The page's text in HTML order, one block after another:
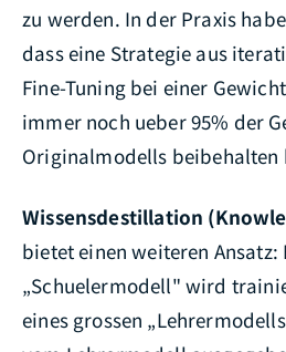
zu werden. In der Praxis
dass eine Strategie aus
Fine-Tuning bei einer
immer noch ueber 95% der
Originalmodells beibehalten
Wissensdestillation
bietet einen weiteren Ansatz:
„Schuelermodell" wird
eines grossen